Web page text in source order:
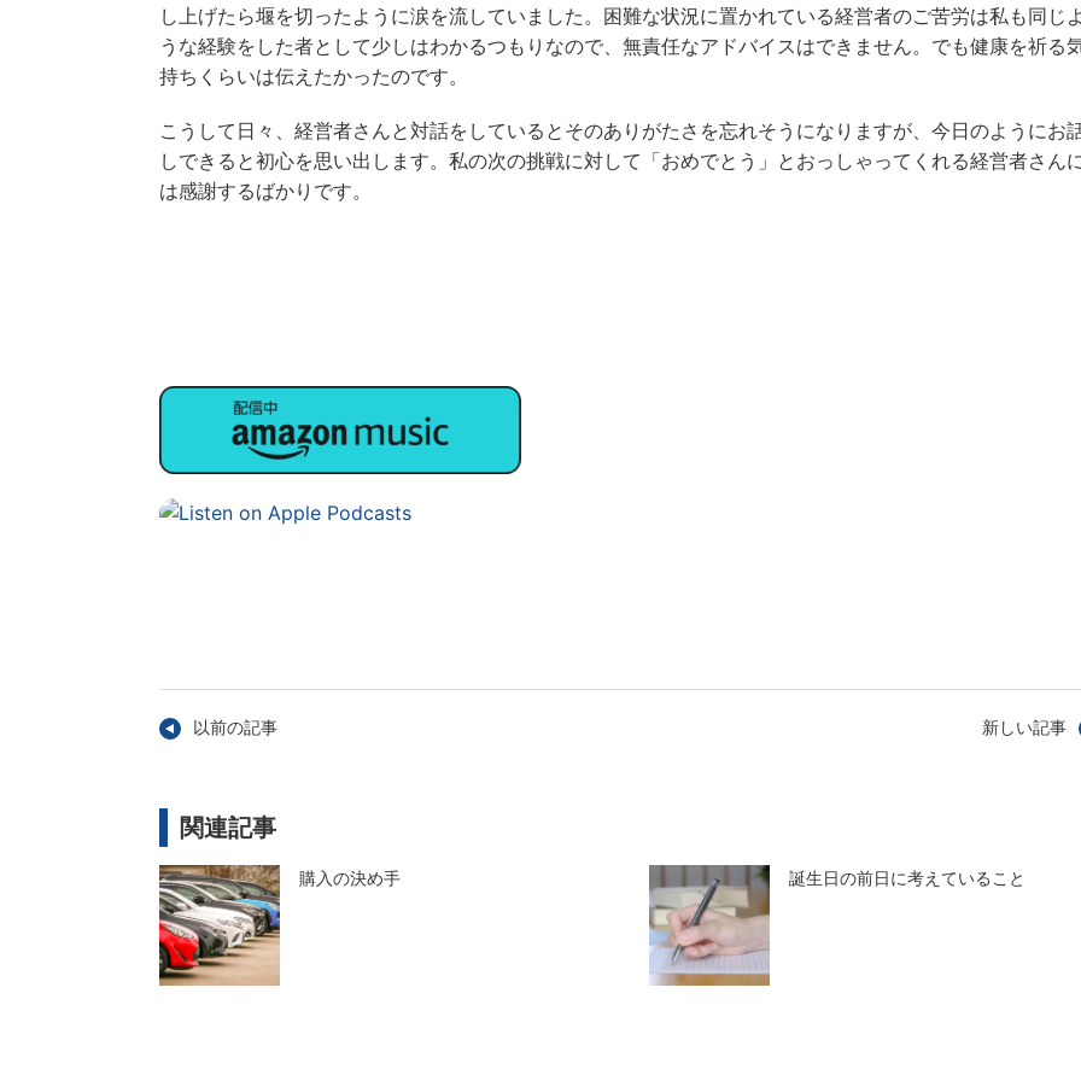
し上げたら堰を切ったように涙を流していました。困難な状況に置かれている経営者のご苦労は私も同じよ
うな経験をした者として少しはわかるつもりなので、無責任なアドバイスはできません。でも健康を祈る
持ちくらいは伝えたかったのです。
こうして日々、経営者さんと対話をしているとそのありがたさを忘れそうになりますが、今日のようにお
しできると初心を思い出します。私の次の挑戦に対して「おめでとう」とおっしゃってくれる経営者さん
は感謝するばかりです。
以前の記事 新しい記事
関連記事
購入の決め手 誕生日の前日に考えていること